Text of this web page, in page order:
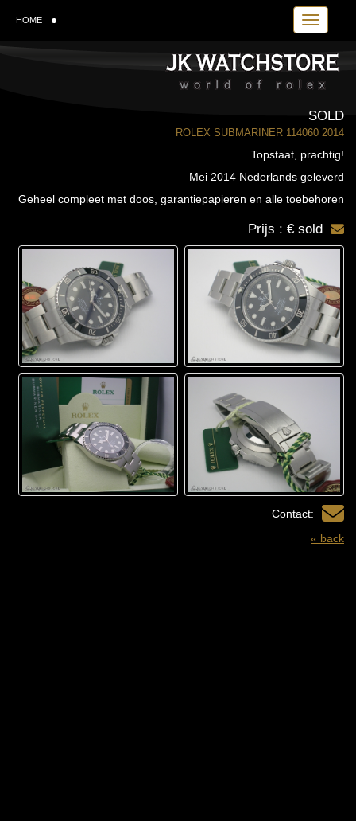
Toggle
HOME
SOLD
ROLEX SUBMARINER 114060 2014
Topstaat, prachtig!
Mei 2014 Nederlands geleverd
Geheel compleet met doos, garantiepapieren en alle toebehoren
Prijs : € sold
Contact:
« back